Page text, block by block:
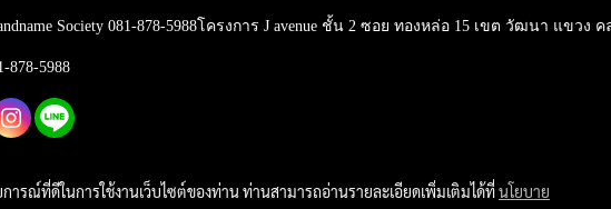
Society 081-878-5988โครงการ J avenue ชั้น 2 ซอย ทองหล่อ 15 เขต วัฒนา แขวง
878-5988
รณ์ที่ดีในการใช้งานเว็บไซต์ของท่าน ท่านสามารถอ่านรายละเอียดเพิ่มเติมได้ที่นโยบาย